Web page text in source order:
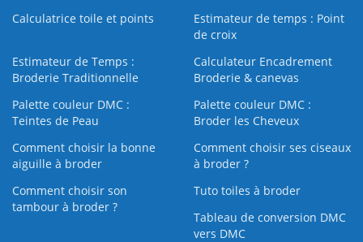
Calculatrice toile et points
Estimateur de temps : Point
de croix
Estimateur de Temps :
Broderie Traditionnelle
Calculateur Encadrement
Broderie & canevas
Palette couleur DMC :
Teintes de Peau
Palette couleur DMC :
Broder les Cheveux
Comment choisir la bonne
aiguille à broder
Comment choisir ses ciseaux
à broder ?
Comment choisir son
tambour à broder ?
Tuto toiles à broder
Tableau de conversion DMC
vers DMC